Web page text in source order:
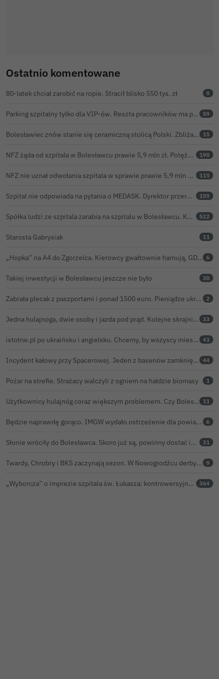
Ostatnio komentowane
80-latek chciał zarobić na ropie. Stracił blisko 550 tys. zł 9
Parking szpitalny tylko dla VIP-ów. Reszta pracowników ma parkować na bazarze 59
Bolesławiec znów stanie się ceramiczną stolicą Polski. Zbliża się 32. Święto Ceramiki 15
NFZ żąda od szpitala w Bolesławcu prawie 5,9 mln zł. Potężny cios po kontroli rozliczeń 190
NFZ nie uznał odwołania szpitala w sprawie prawie 5,9 mln zł. Barczyk: rozważamy sąd 115
Szpital nie odpowiada na pytania o MEDASK. Dyrektor przerwał temat podczas konferencji o inwestycjach 159
Spółka ludzi ze szpitala zarabia na szpitalu w Bolesławcu. Kwoty pozostają tajne 522
Starosta Gabrysiak 11
„Hopka” na A4 do Zgorzelca. Kierowcy gwałtownie hamują, GDDKiA wyjaśnia, skąd problem 6
Takiej inwestycji w Bolesławcu jeszcze nie było 30
Zabrała plecak z paszportami i ponad 1500 euro. Pieniądze ukryła w zaskakującym miejscu 2
Jedna hulajnoga, dwie osoby i jazda pod prąd. Kolejne skrajnie nieodpowiedzialne zachowanie na ulicach Bolesławca 33
istotne.pl po ukraińsku i angielsku. Chcemy, by wszyscy mieszkańcy żyli sprawami Bolesławca 43
Incydent kałowy przy Spacerowej. Jeden z basenów zamknięty do odwołania 44
Pożar na strefie. Strażacy walczyli z ogniem na hałdzie biomasy 1
Użytkownicy hulajnóg coraz większym problemem. Czy Bolesławiec powinien pójść śladem Gniezna? 11
Będzie naprawdę gorąco. IMGW wydało ostrzeżenie dla powiatu bolesławieckiego 6
Słonie wróciły do Bolesławca. Skoro już są, powinny dostać imiona? 31
Twardy, Chrobry i BKS zaczynają sezon. W Nowogrodźcu derby i pomoc dla Jakuba w powrocie do zdrowia 9
„Wyborcza” o imprezie szpitala św. Łukasza: kontrowersyjna gala dla pracowników 364